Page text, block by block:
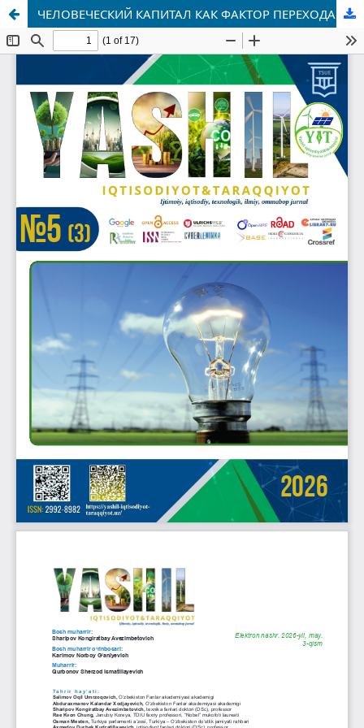
ЧЕЛОВЕЧЕСКИЙ КАПИТАЛ КАК ФАКТОР ПЕРЕХОДА К ЗЕЛЁНОЙ ЭКОНОМИКЕ В УЗБЕКИСТАНЕ